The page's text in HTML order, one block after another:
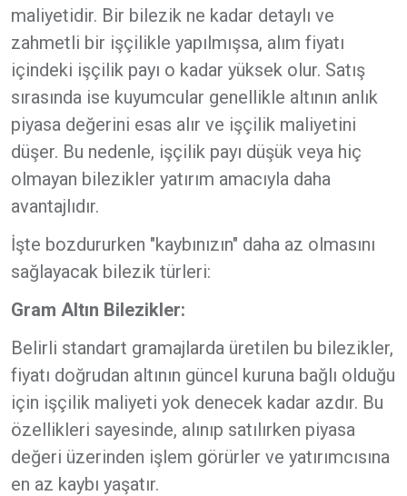
maliyetidir. Bir bilezik ne kadar detaylı ve
zahmetli bir işçilikle yapılmışsa, alım fiyatı
içindeki işçilik payı o kadar yüksek olur. Satış
sırasında ise kuyumcular genellikle altının anlık
piyasa değerini esas alır ve işçilik maliyetini
düşer. Bu nedenle, işçilik payı düşük veya hiç
olmayan bilezikler yatırım amacıyla daha
avantajlıdır.
İşte bozdururken "kaybınızın" daha az olmasını
sağlayacak bilezik türleri:
Gram Altın Bilezikler:
Belirli standart gramajlarda üretilen bu bilezikler,
fiyatı doğrudan altının güncel kuruna bağlı olduğu
için işçilik maliyeti yok denecek kadar azdır. Bu
özellikleri sayesinde, alınıp satılırken piyasa
değeri üzerinden işlem görürler ve yatırımcısına
en az kaybı yaşatır.